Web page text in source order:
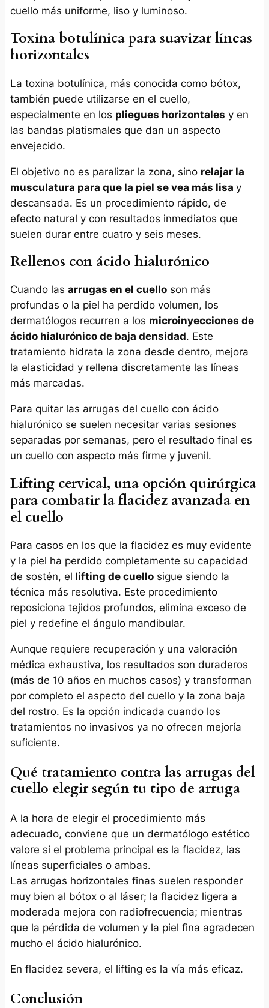
cuello más uniforme, liso y luminoso.
Toxina botulínica para suavizar líneas
horizontales
La toxina botulínica, más conocida como bótox,
también puede utilizarse en el cuello,
especialmente en los pliegues horizontales y en
las bandas platismales que dan un aspecto
envejecido.
El objetivo no es paralizar la zona, sino relajar la
musculatura para que la piel se vea más lisa y
descansada. Es un procedimiento rápido, de
efecto natural y con resultados inmediatos que
suelen durar entre cuatro y seis meses.
Rellenos con ácido hialurónico
Cuando las arrugas en el cuelloson más
profundas o la piel ha perdido volumen, los
dermatólogos recurren a los microinyecciones de
ácido hialurónico de baja densidad. Este
tratamiento hidrata la zona desde dentro, mejora
la elasticidad y rellena discretamente las líneas
más marcadas.
Para quitar las arrugas del cuello con ácido
hialurónico se suelen necesitar varias sesiones
separadas por semanas, pero el resultado final es
un cuello con aspecto más firme y juvenil.
Lifting cervical, una opción quirúrgica
para combatir la flacidez avanzada en
el cuello
Para casos en los que la flacidez es muy evidente
y la piel ha perdido completamente su capacidad
de sostén, el lifting de cuellosigue siendo la
técnica más resolutiva. Este procedimiento
reposiciona tejidos profundos, elimina exceso de
piel y redefine el ángulo mandibular.
Aunque requiere recuperación y una valoración
médica exhaustiva, los resultados son duraderos
(más de 10 años en muchos casos) y transforman
por completo el aspecto del cuello y la zona baja
del rostro. Es la opción indicada cuando los
tratamientos no invasivos ya no ofrecen mejoría
suficiente.
Qué tratamiento contra las arrugas del
cuello elegir según tu tipo de arruga
A la hora de elegir el procedimiento más
adecuado, conviene que un dermatólogo estético
valore si el problema principal es la flacidez, las
líneas superficiales o ambas.
Las arrugas horizontales finas suelen responder
muy bien al bótox o al láser; la flacidez ligera a
moderada mejora con radiofrecuencia; mientras
que la pérdida de volumen y la piel fina agradecen
mucho el ácido hialurónico.
En flacidez severa, el lifting es la vía más eficaz.
Conclusión